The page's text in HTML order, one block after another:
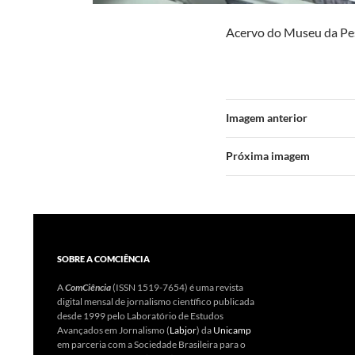
Acervo do Museu da
Imagem anterior
Próxima imagem
SOBRE A COMCIÊNCIA
AComCiência(ISSN 1519-7654) é uma revista
digital mensal de jornalismo científico publicada
desde 1999 pelo Laboratório de Estudos
Avançados em Jornalismo (Labjor) da Unicamp
em parceria com a Sociedade Brasileira para o